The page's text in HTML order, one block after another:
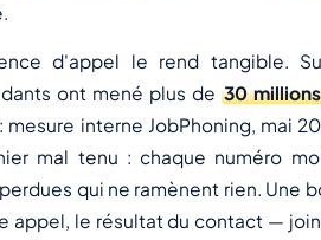
d'appel le rend tangible.
ont mené plus de 30
mesure interne JobPhoning, mai
mal tenu : chaque numéro
qui ne ramènent rien. Une
appel, le résultat du contact —